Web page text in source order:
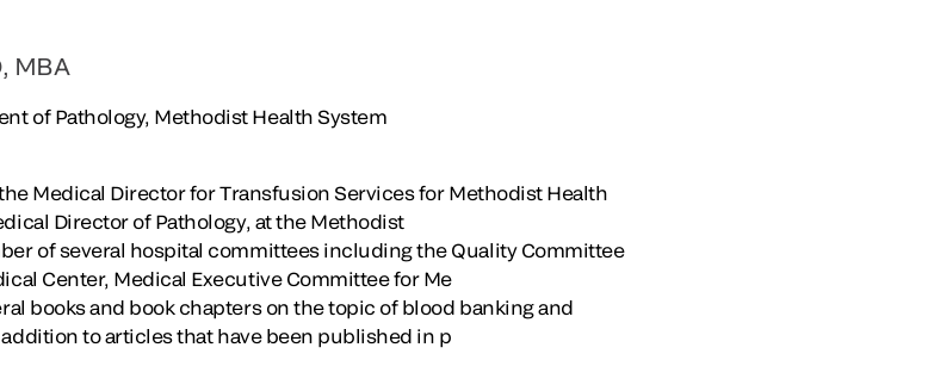
MBA
of Pathology, Methodist Health System
Medical Director for Transfusion Services for Methodist Health
Director of Pathology, at the Methodist
of several hospital committees including the Quality Committee
Center, Medical Executive Committee for Me
books and book chapters on the topic of blood banking and
to articles that have been published in p